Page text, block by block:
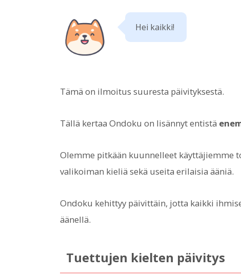
Hei kaikki!
Tämä on ilmoitus suuresta päivityksestä.
Tällä kertaa Ondoku on lisännyt entistä
Olemme pitkään kuunnelleet käyttäjiemme
valikoiman kieliä sekä useita erilaisia ääniä.
Ondoku kehittyy päivittäin, jotta kaikki
äänellä.
Tuettujen kielten päivitys